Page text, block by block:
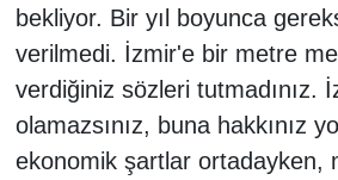
bekliyor. Bir yıl boyunca
verilmedi. İzmir'e bir metre
verdiğiniz sözleri tutmadınız.
olamazsınız, buna hakkınız
ekonomik şartlar ortadayken,